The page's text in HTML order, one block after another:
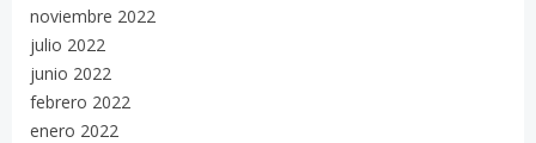
noviembre 2022
julio 2022
junio 2022
febrero 2022
enero 2022